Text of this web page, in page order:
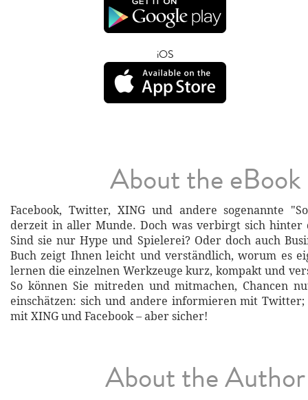
iOS
About the eBook
Facebook, Twitter, XING und andere sogenannte
derzeit in aller Munde. Doch was verbirgt sich hinter
Sind sie nur Hype und Spielerei? Oder doch auch
Buch zeigt Ihnen leicht und verständlich, worum es
lernen die einzelnen Werkzeuge kurz, kompakt und
So können Sie mitreden und mitmachen, Chancen
einschätzen: sich und andere informieren mit Twitter;
mit XING und Facebook – aber sicher!
About the Author